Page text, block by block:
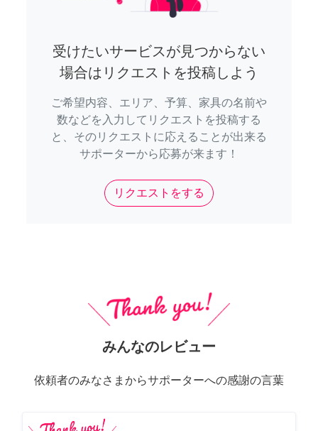
受けたいサービスが見つからない
場合はリクエストを投稿しよう
ご希望内容、エリア、予算、家具の名前や
数などを入力してリクエストを投稿する
と、そのリクエストに応えることが出来る
サポーターから応募が来ます！
リクエストをする
みんなのレビュー
依頼者のみなさまからサポーターへの感謝の言葉